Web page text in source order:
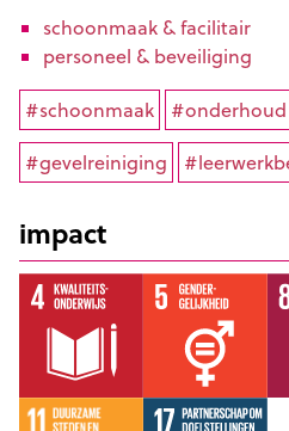
schoonmaak & facilitair
personeel & beveiliging
#schoonmaak #onderhoud
#gevelreiniging
impact